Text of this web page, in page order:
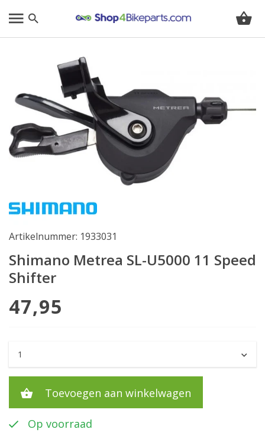
Artikelnummer: 1933031
Shimano Metrea SL-U5000 11 Speed
Shifter
47,95
Toevoegen aan winkelwagen
Op voorraad